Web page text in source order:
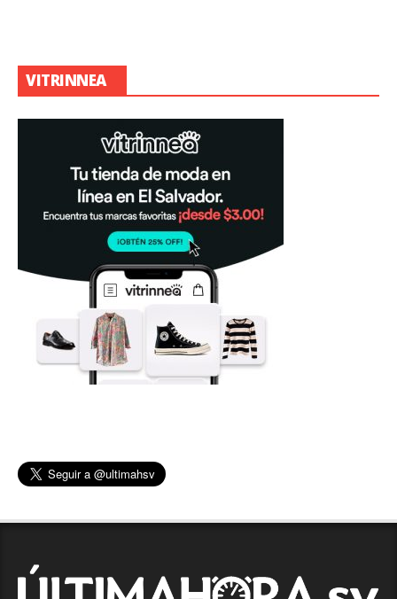
VITRINNEA